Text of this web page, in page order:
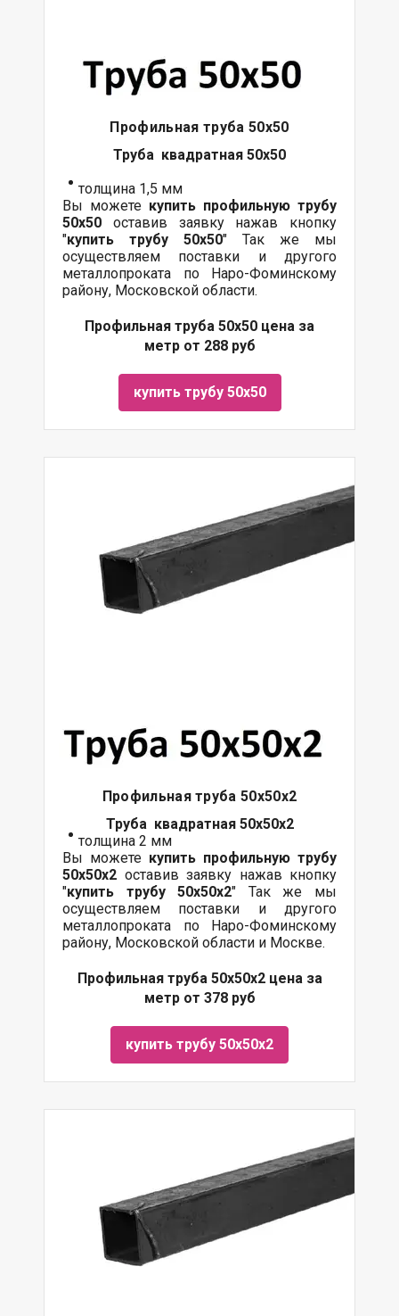
Профильная труба 50х50
Труба квадратная 50х50
толщина 1,5 мм
Вы можете купить профильную трубу
50х50 оставив заявку нажав кнопку
"купить трубу 50х50" Так же мы
осуществляем поставки и другого
металлопроката по Наро-Фоминскому
району, Московской области.
Профильная труба 50х50 цена за
метр от 288 руб
купить трубу 50х50
Профильная труба 50х50х2
Труба квадратная 50х50х2
толщина 2 мм
Вы можете купить профильную трубу
50х50х2 оставив заявку нажав кнопку
"купить трубу50х50х2" Так же мы
осуществляем поставки и другого
металлопроката по Наро-Фоминскому
району, Московской области и Москве.
Профильная труба 50х50х2 цена за
метр от 378 руб
купить трубу 50х50х2